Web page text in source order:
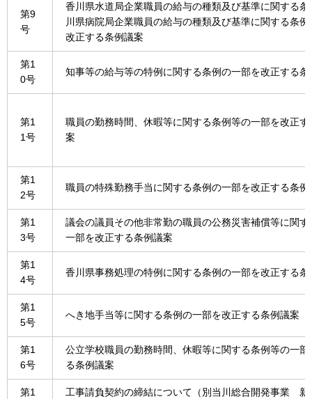
第9
号
香川県水道局企業職員の給与の種類及び基準に関する条
川県病院局企業職員の給与の種類及び基準に関する条
改正する条例議案
第1
0号
知事等の給与等の特例に関する条例の一部を改正する条
第1
1号
職員の勤務時間、休暇等に関する条例等の一部を改正す
案
第1
2号
職員の特殊勤務手当に関する条例の一部を改正する条例
第1
3号
議会の議員その他非常勤の職員の公務災害補償等に関す
一部を改正する条例議案
第1
4号
香川県事務処理の特例に関する条例の一部を改正する条
第1
5号
へき地手当等に関する条例の一部を改正する条例議案
第1
6号
公立学校職員の勤務時間、休暇等に関する条例等の一部
る条例議案
第1
工事請負契約の締結について（別当川総合開発事業 新